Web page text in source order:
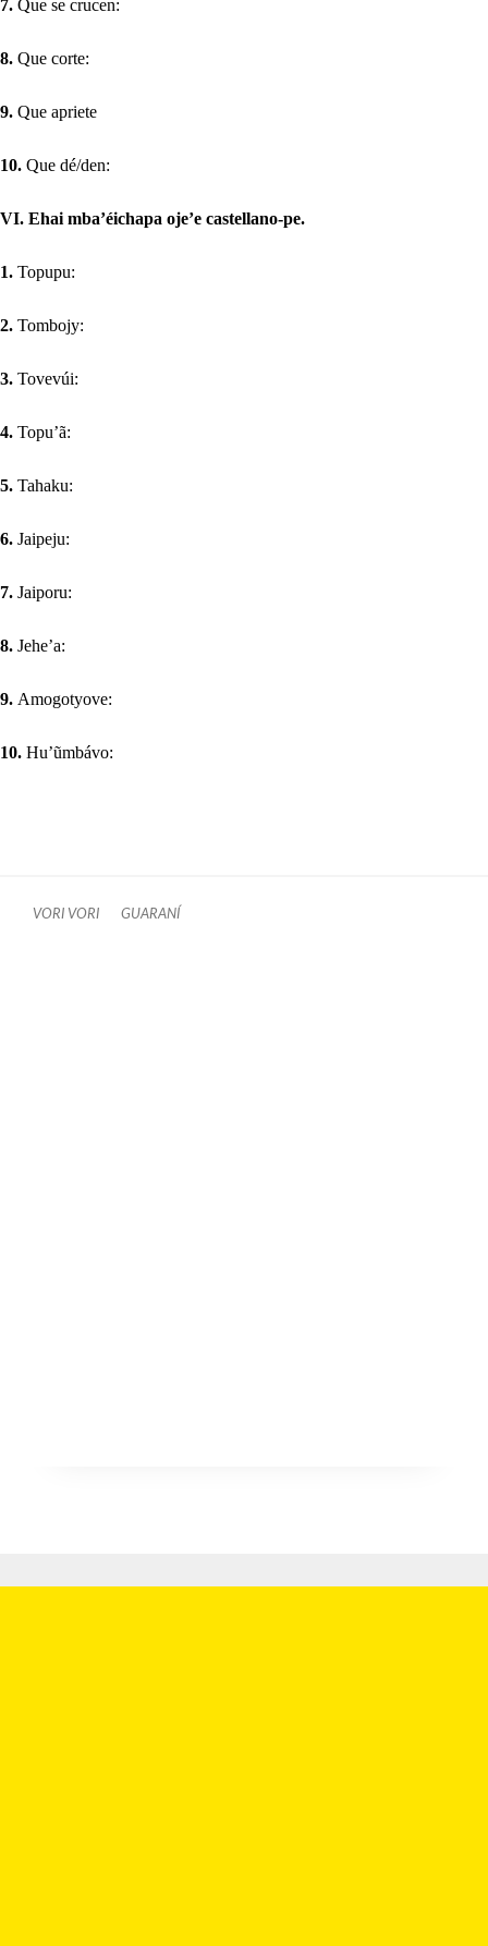
7. Que se crucen:
8. Que corte:
9. Que apriete
10. Que dé/den:
VI. Ehai mba’éichapa oje’e castellano-pe.
1. Topupu:
2. Tombojy:
3. Tovevúi:
4. Topu’ã:
5. Tahaku:
6. Jaipeju:
7. Jaiporu:
8. Jehe’a:
9. Amogotyove:
10. Hu’ũmbávo:
VORI VORI GUARANÍ